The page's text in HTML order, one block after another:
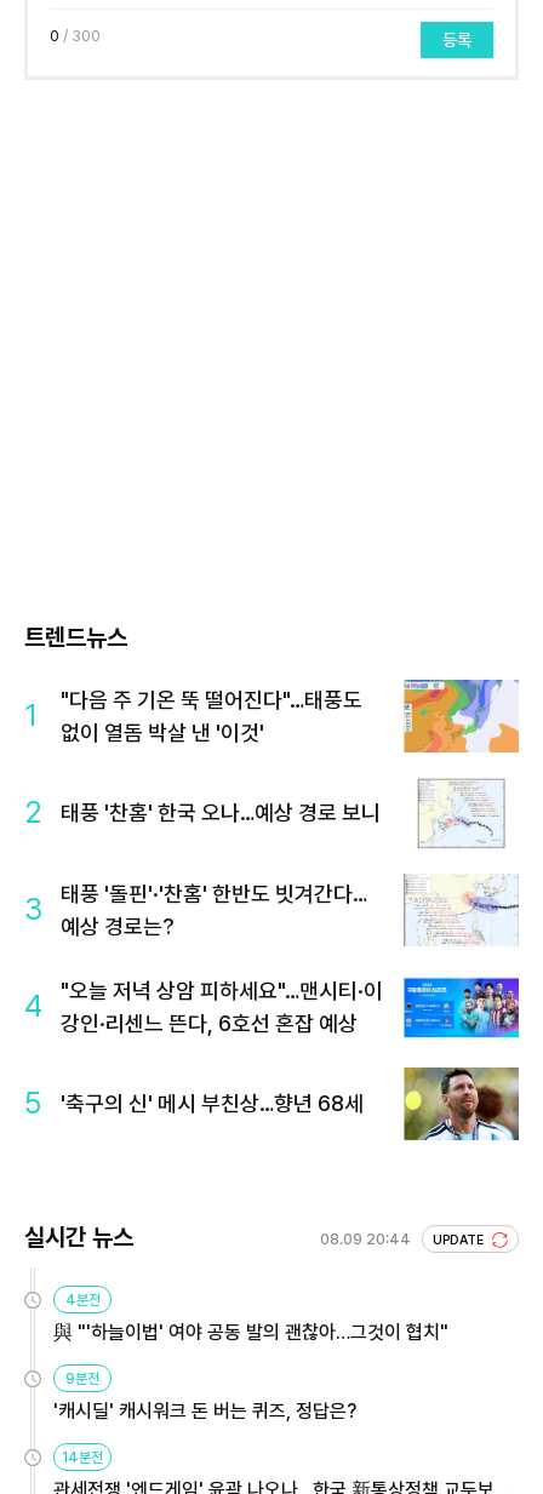
0 / 300 등록
트렌드뉴스
1
"다음 주 기온 뚝 떨어진다"…태풍도
없이 열돔 박살 낸 '이것'
2 태풍 '찬홈' 한국 오나…예상 경로 보니
3
태풍 '돌핀'·'찬홈' 한반도 빗겨간다…
예상 경로는?
4
"오늘 저녁 상암 피하세요"…맨시티·이
강인·리센느 뜬다, 6호선 혼잡 예상
5 '축구의 신' 메시 부친상…향년 68세
실시간 뉴스 08.09 20:44 UPDATE
4분전
與 "'하늘이법' 여야 공동 발의 괜찮아…그것이 협치"
9분전
'캐시딜' 캐시워크 돈 버는 퀴즈, 정답은?
14분전